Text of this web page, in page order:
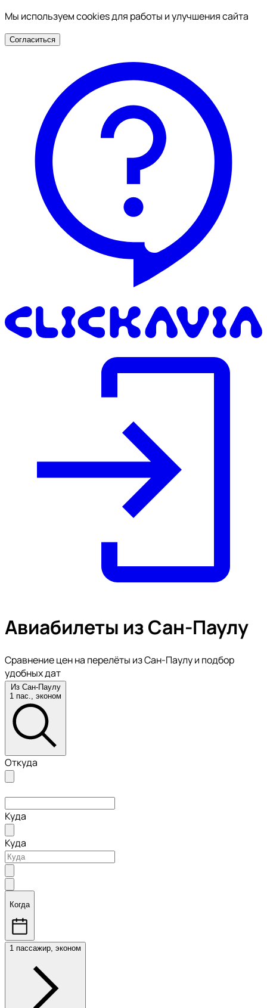
Мы используем cookies для работы и улучшения сайта
Согласиться
Авиабилеты из Сан-Паулу
Сравнение цен на перелёты из Сан-Паулу и подбор
удобных дат
Из Сан-Паулу
1 пас., эконом
Откуда
Куда
Куда
Когда
1 пассажир, эконом